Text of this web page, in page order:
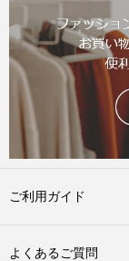
ご利用ガイド
よくあるご質問